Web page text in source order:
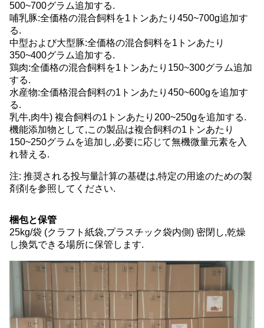
500~700グラム追加する.
哺乳豚:全価格の混合飼料を1トンあたり450~700g追加す
る.
中型および大型豚:全価格の混合飼料を1トンあたり
350~400グラム追加する.
鶏肉:全価格の混合飼料を1トンあたり150~300グラム追加
する.
水産物:全価格混合飼料の1トンあたり450~600gを追加す
る.
乳牛,肉牛) 複合飼料の1トンあたり200~250gを追加する.
機能添加物として,この製品は複合飼料の1トンあたり
150~250グラムを追加し,必要に応じて無機微量元素を入
れ替える.
注: 推奨される投与量計算の基礎は,特定の用途のための製
剤剤を参照してください.
梱包と保管
25kg/袋 (クラフト紙袋,プラスチック袋内側) 密閉し,乾燥
し換気できる場所に保管します.